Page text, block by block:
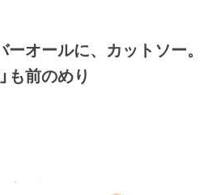
ーオールに、カットソー
も前のめり